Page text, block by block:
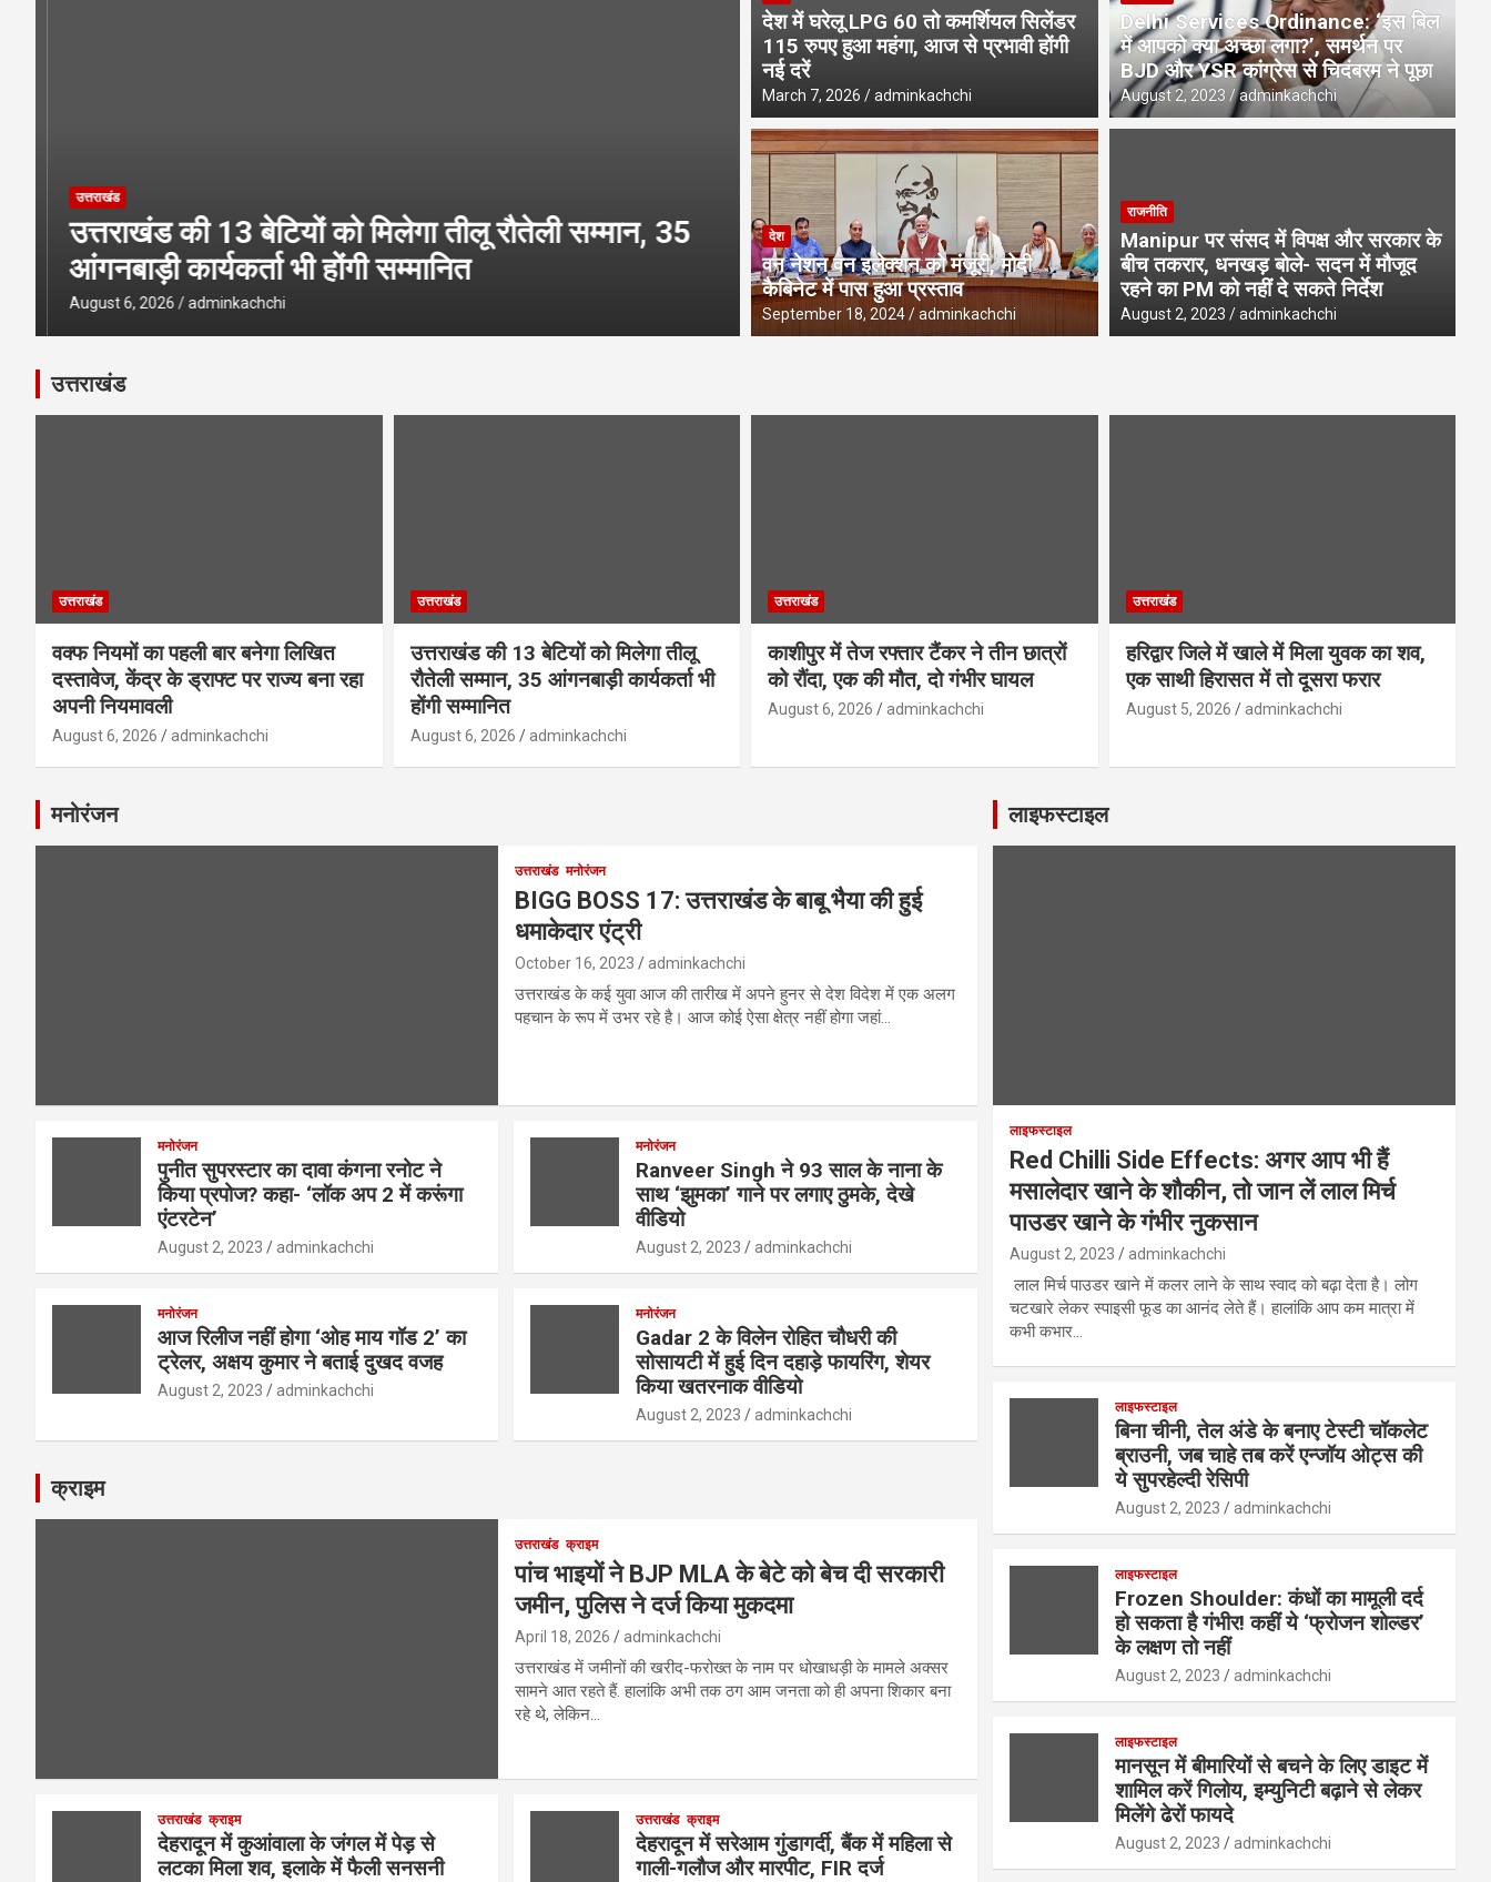
₹2.82 करोड़ पाने के लिए भटक रहा परिवहन निगम, पीएम और गृह मंत्री के कार्यक्रमों से जुड़ा प्रकरण, जानें पूरा मामला
उत्तराखंड
उत्तराखंड की 13 बेटियों को मिलेगा तीलू रौतेली सम्मान, 35
आंगनबाड़ी कार्यकर्ता भी होंगी सम्मानित
August 6, 2026 adminkachchi
उत्तराखंड
काशीपुर में तेज रफ्तार टैंकर ने तीन छात्रों को रौंदा, एक की
मौत, दो गंभीर घायल
August 6, 2026 adminkachchi
देश में घरेलू LPG 60 तो कमर्शियल सिलेंडर
115 रुपए हुआ महंगा, आज से प्रभावी होंगी
नई दरें
March 7, 2026 adminkachchi
देश
वन नेशन वन इलेक्शन को मंजूरी, मोदी
कैबिनेट में पास हुआ प्रस्ताव
September 18, 2024 adminkachchi
Delhi Services Ordinance: ‘इस बिल
में आपको क्या अच्छा लगा?’, समर्थन पर
BJD और YSR कांग्रेस से चिदंबरम ने पूछा
August 2, 2023 adminkachchi
राजनीति
Manipur पर संसद में विपक्ष और सरकार के
बीच तकरार, धनखड़ बोले- सदन में मौजूद
रहने का PM को नहीं दे सकते निर्देश
August 2, 2023 adminkachchi
उत्तराखंड
उत्तराखंड
वक्फ नियमों का पहली बार बनेगा लिखित
दस्तावेज, केंद्र के ड्राफ्ट पर राज्य बना रहा
अपनी नियमावली
August 6, 2026 adminkachchi
उत्तराखंड
उत्तराखंड की 13 बेटियों को मिलेगा तीलू
रौतेली सम्मान, 35 आंगनबाड़ी कार्यकर्ता भी
होंगी सम्मानित
August 6, 2026 adminkachchi
उत्तराखंड
काशीपुर में तेज रफ्तार टैंकर ने तीन छात्रों
को रौंदा, एक की मौत, दो गंभीर घायल
August 6, 2026 adminkachchi
उत्तराखंड
हरिद्वार जिले में खाले में मिला युवक का शव,
एक साथी हिरासत में तो दूसरा फरार
August 5, 2026 adminkachchi
मनोरंजन
उत्तराखंड मनोरंजन
BIGG BOSS 17: उत्तराखंड के बाबू भैया की हुई
धमाकेदार एंट्री
October 16, 2023 adminkachchi
उत्तराखंड के कई युवा आज की तारीख में अपने हुनर से देश विदेश में एक अलग
पहचान के रूप में उभर रहे है। आज कोई ऐसा क्षेत्र नहीं होगा जहां…
मनोरंजन
पुनीत सुपरस्टार का दावा कंगना रनोट ने
किया प्रपोज? कहा- ‘लॉक अप 2 में करूंगा
एंटरटेन’
August 2, 2023 adminkachchi
मनोरंजन
Ranveer Singh ने 93 साल के नाना के
साथ ‘झुमका’ गाने पर लगाए ठुमके, देखे
वीडियो
August 2, 2023 adminkachchi
मनोरंजन
आज रिलीज नहीं होगा ‘ओह माय गॉड 2’ का
ट्रेलर, अक्षय कुमार ने बताई दुखद वजह
August 2, 2023 adminkachchi
मनोरंजन
Gadar 2 के विलेन रोहित चौधरी की
सोसायटी में हुई दिन दहाड़े फायरिंग, शेयर
किया खतरनाक वीडियो
August 2, 2023 adminkachchi
क्राइम
उत्तराखंड क्राइम
पांच भाइयों ने BJP MLA के बेटे को बेच दी सरकारी
जमीन, पुलिस ने दर्ज किया मुकदमा
April 18, 2026 adminkachchi
उत्तराखंड में जमीनों की खरीद-फरोख्त के नाम पर धोखाधड़ी के मामले अक्सर
सामने आत रहते हैं. हालांकि अभी तक ठग आम जनता को ही अपना शिकार बना
रहे थे, लेकिन…
उत्तराखंड क्राइम
देहरादून में कुआंवाला के जंगल में पेड़ से
लटका मिला शव, इलाके में फैली सनसनी
उत्तराखंड क्राइम
देहरादून में सरेआम गुंडागर्दी, बैंक में महिला से
गाली-गलौज और मारपीट, FIR दर्ज
लाइफस्टाइल
लाइफस्टाइल
Red Chilli Side Effects: अगर आप भी हैं
मसालेदार खाने के शौकीन, तो जान लें लाल मिर्च
पाउडर खाने के गंभीर नुकसान
August 2, 2023 adminkachchi
लाल मिर्च पाउडर खाने में कलर लाने के साथ स्वाद को बढ़ा देता है। लोग
चटखारे लेकर स्पाइसी फूड का आनंद लेते हैं। हालांकि आप कम मात्रा में
कभी कभार…
लाइफस्टाइल
बिना चीनी, तेल अंडे के बनाए टेस्टी चॉकलेट
ब्राउनी, जब चाहे तब करें एन्जॉय ओट्स की
ये सुपरहेल्दी रेसिपी
August 2, 2023 adminkachchi
लाइफस्टाइल
Frozen Shoulder: कंधों का मामूली दर्द
हो सकता है गंभीर! कहीं ये ‘फ्रोजन शोल्डर’
के लक्षण तो नहीं
August 2, 2023 adminkachchi
लाइफस्टाइल
मानसून में बीमारियों से बचने के लिए डाइट में
शामिल करें गिलोय, इम्युनिटी बढ़ाने से लेकर
मिलेंगे ढेरों फायदे
August 2, 2023 adminkachchi